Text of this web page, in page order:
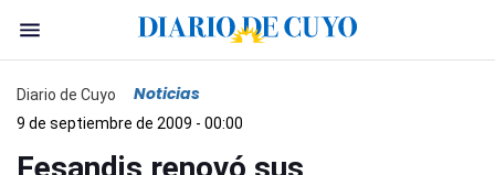
Diario de Cuyo Noticias
9 de septiembre de 2009 - 00:00